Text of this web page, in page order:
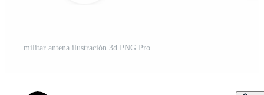
militar antena ilustración 3d PNG Pro